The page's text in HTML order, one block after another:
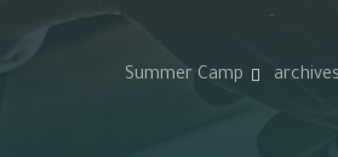
-
archives
Summer Camp